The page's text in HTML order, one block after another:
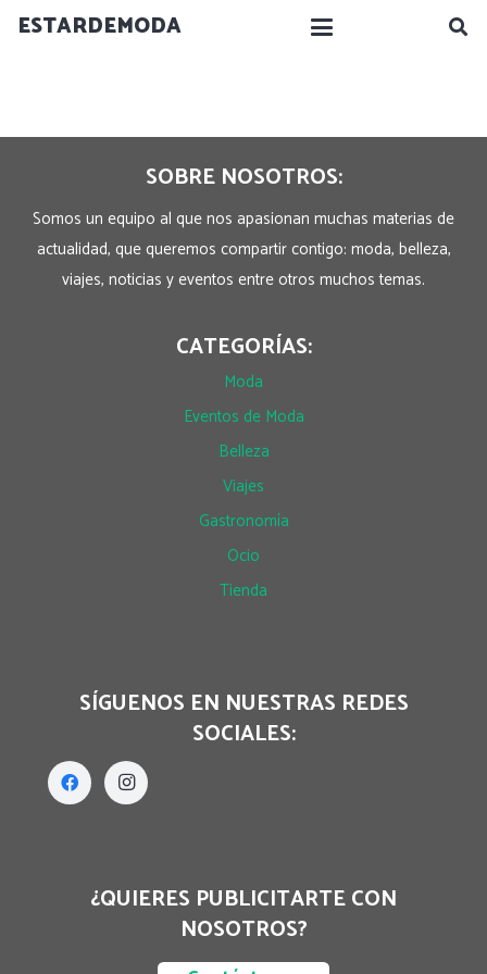
ESTARDEMODA
SOBRE NOSOTROS:
Somos un equipo al que nos apasionan muchas materias de
actualidad, que queremos compartir contigo: moda, belleza,
viajes, noticias y eventos entre otros muchos temas.
CATEGORÍAS:
Moda
Eventos de Moda
Belleza
Viajes
Gastronomía
Ocio
Tienda
SÍGUENOS EN NUESTRAS REDES
SOCIALES:
¿QUIERES PUBLICITARTE CON
NOSOTROS?